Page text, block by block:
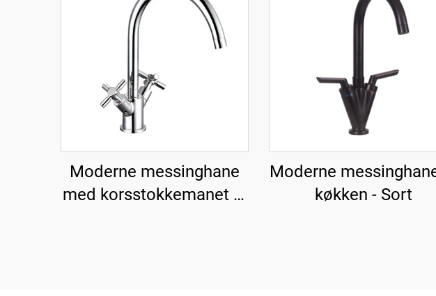
Moderne messinghane
med korsstokkemanet til
Moderne
køkken - Sort